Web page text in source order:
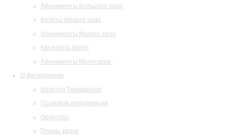
Абонементы Большого зала
Билеты Малого зала
Абонементы Малого зала
Как купить билет
Абонементы Музитория
О филармонии
Маэстро Темирканов
Правовая информация
Оркестры
Планы залов